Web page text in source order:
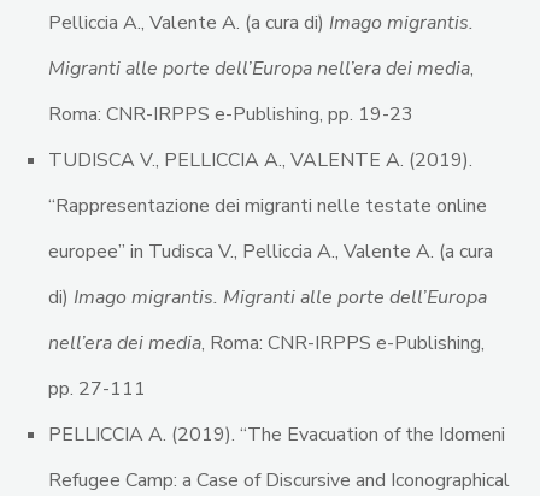
Pelliccia A., Valente A. (a cura di) Imago migrantis.
Migranti alle porte dell’Europa nell’era dei media,
Roma: CNR-IRPPS e-Publishing, pp. 19-23
TUDISCA V., PELLICCIA A., VALENTE A. (2019).
“Rappresentazione dei migranti nelle testate online
europee” in Tudisca V., Pelliccia A., Valente A. (a cura
di) Imago migrantis. Migranti alle porte dell’Europa
nell’era dei media, Roma: CNR-IRPPS e-Publishing,
pp. 27-111
PELLICCIA A. (2019). “The Evacuation of the Idomeni
Refugee Camp: a Case of Discursive and Iconographical